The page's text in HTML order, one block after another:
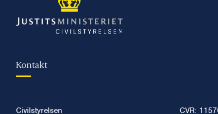
Kontakt
Civilstyrelsen CVR: